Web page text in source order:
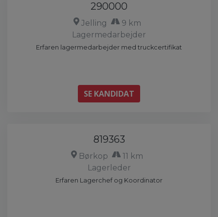
290000
Jelling
9 km
Lagermedarbejder
Erfaren lagermedarbejder med truckcertifikat
SE KANDIDAT
819363
Børkop
11 km
Lagerleder
Erfaren Lagerchef og Koordinator